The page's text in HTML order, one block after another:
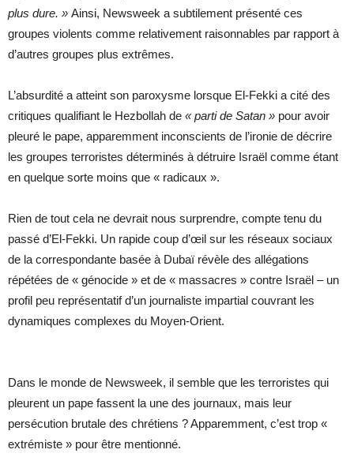
plus dure. » Ainsi, Newsweek a subtilement présenté ces
groupes violents comme relativement raisonnables par rapport à
d’autres groupes plus extrêmes.
L’absurdité a atteint son paroxysme lorsque El-Fekki a cité des
critiques qualifiant le Hezbollah de « parti de Satan » pour avoir
pleuré le pape, apparemment inconscients de l’ironie de décrire
les groupes terroristes déterminés à détruire Israël comme étant
en quelque sorte moins que « radicaux ».
Rien de tout cela ne devrait nous surprendre, compte tenu du
passé d’El-Fekki. Un rapide coup d’œil sur les réseaux sociaux
de la correspondante basée à Dubaï révèle des allégations
répétées de « génocide » et de « massacres » contre Israël – un
profil peu représentatif d’un journaliste impartial couvrant les
dynamiques complexes du Moyen-Orient.
Dans le monde de Newsweek, il semble que les terroristes qui
pleurent un pape fassent la une des journaux, mais leur
persécution brutale des chrétiens ? Apparemment, c’est trop «
extrémiste » pour être mentionné.